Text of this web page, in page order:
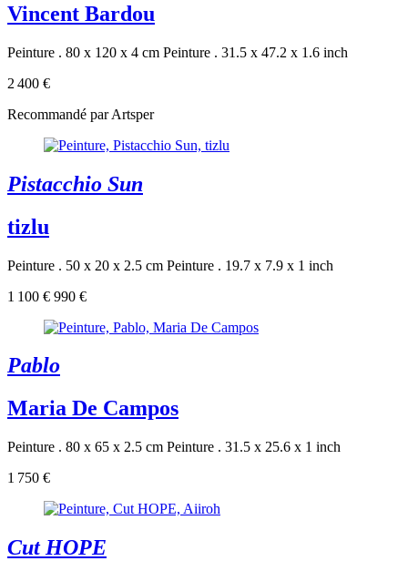
Vincent Bardou
Peinture . 80 x 120 x 4 cm Peinture . 31.5 x 47.2 x 1.6 inch
2 400 €
Recommandé par Artsper
Pistacchio Sun
tizlu
Peinture . 50 x 20 x 2.5 cm Peinture . 19.7 x 7.9 x 1 inch
1 100 € 990 €
Pablo
Maria De Campos
Peinture . 80 x 65 x 2.5 cm Peinture . 31.5 x 25.6 x 1 inch
1 750 €
Cut HOPE